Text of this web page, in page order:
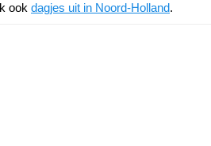
ook dagjes uit in Noord-Holland.